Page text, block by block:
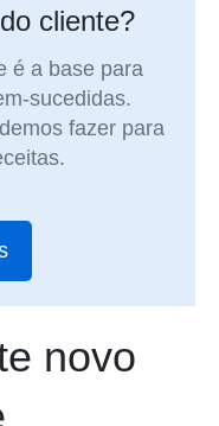
cliente?
é a base para
sucedidas.
fazer para
novo